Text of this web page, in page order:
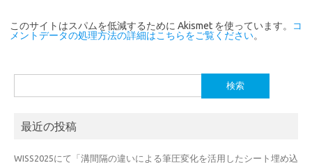
このサイトはスパムを低減するために Akismet を使っています。
コ
メントデータの処理方法の詳細はこちらをご覧ください。
索:
最近の投稿
WISS2025にて「溝間隔の違いによる筆圧変化を活用したシート埋め込